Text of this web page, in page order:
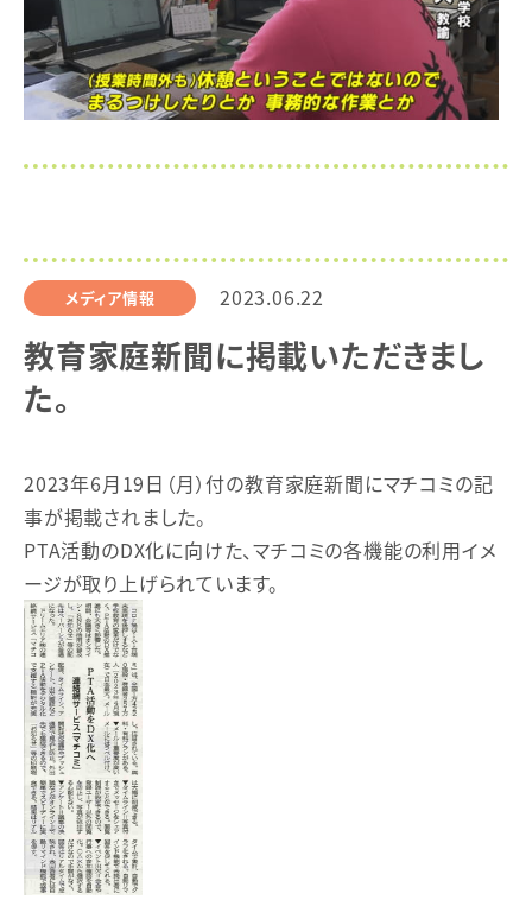
メディア情報 2023.06.22
教育家庭新聞に掲載いただきまし
た。
2023年6月19日（月）付の教育家庭新聞にマチコミの記
事が掲載されました。
PTA活動のDX化に向けた、マチコミの各機能の利用イメ
ージが取り上げられています。